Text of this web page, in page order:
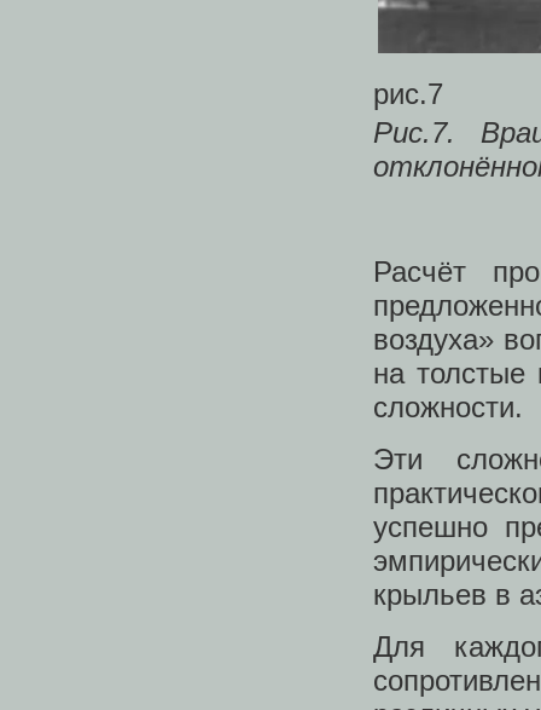
рис.7
Рис.7.
Расчёт
воздуха»
на толстые
сложности.
Эти
успешно
крыльев в
Для